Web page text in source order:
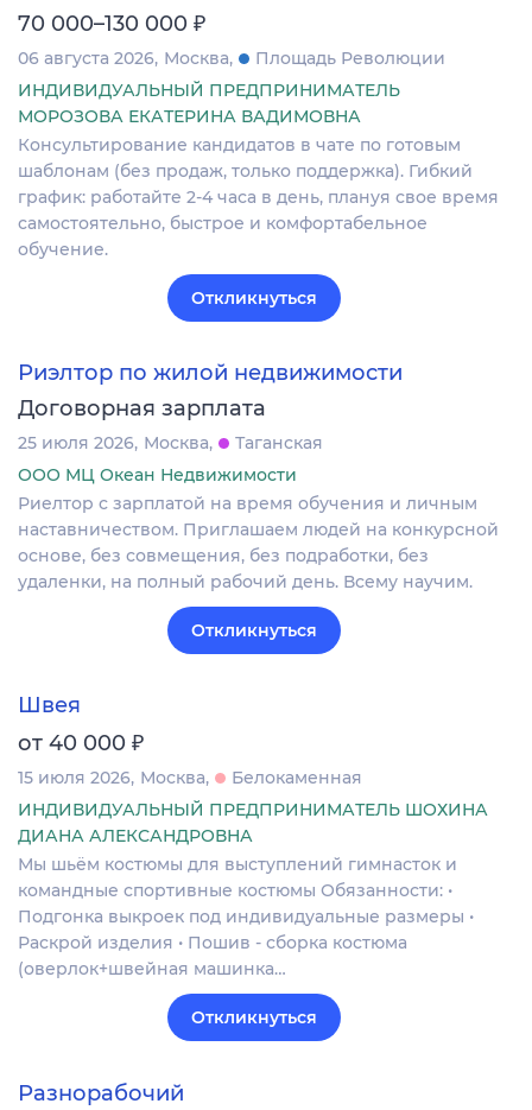
70 000–130 000 ₽
06 августа 2026 Москва
Площадь Революции
ИНДИВИДУАЛЬНЫЙ ПРЕДПРИНИМАТЕЛЬ
МОРОЗОВА ЕКАТЕРИНА ВАДИМОВНА
Консультирование кандидатов в чате по готовым
шаблонам (без продаж, только поддержка). Гибкий
график: работайте 2-4 часа в день, плануя свое время
самостоятельно, быстрое и комфортабельное
обучение.
Откликнуться
Риэлтор по жилой недвижимости
Договорная зарплата
25 июля 2026 Москва
Таганская
ООО МЦ Океан Недвижимости
Риелтор с зарплатой на время обучения и личным
наставничеством. Приглашаем людей на конкурсной
основе, без совмещения, без подработки, без
удаленки, на полный рабочий день. Всему научим.
Откликнуться
Швея
от 40 000 ₽
15 июля 2026 Москва
Белокаменная
ИНДИВИДУАЛЬНЫЙ ПРЕДПРИНИМАТЕЛЬ ШОХИНА
ДИАНА АЛЕКСАНДРОВНА
Мы шьём костюмы для выступлений гимнасток и
командные спортивные костюмы Обязанности: •
Подгонка выкроек под индивидуальные размеры •
Раскрой изделия • Пошив - сборка костюма
(оверлок+швейная машинка…
Откликнуться
Разнорабочий